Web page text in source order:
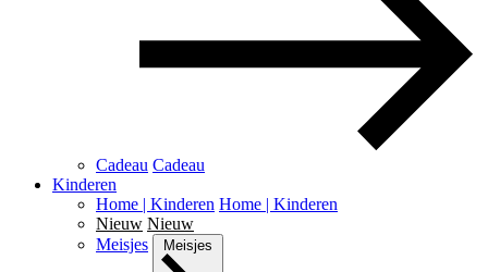
Cadeau Cadeau
Kinderen
Home | Kinderen Home | Kinderen
Nieuw Nieuw
Meisjes
Meisjes